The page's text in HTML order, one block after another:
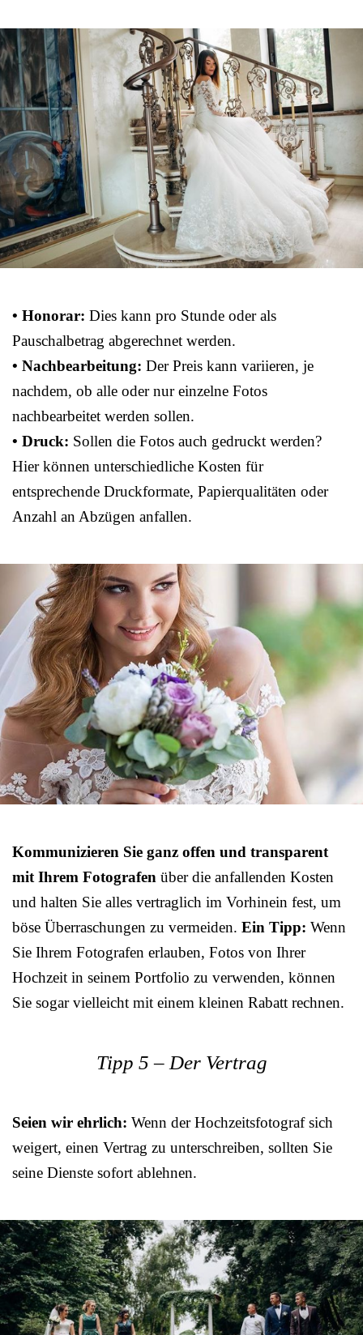
• Honorar: Dies kann pro Stunde oder als
Pauschalbetrag abgerechnet werden.
• Nachbearbeitung: Der Preis kann variieren, je
nachdem, ob alle oder nur einzelne Fotos
nachbearbeitet werden sollen.
• Druck: Sollen die Fotos auch gedruckt werden?
Hier können unterschiedliche Kosten für
entsprechende Druckformate, Papierqualitäten oder
Anzahl an Abzügen anfallen.
Kommunizieren Sie ganz offen und transparent
mit Ihrem Fotografen über die anfallenden Kosten
und halten Sie alles vertraglich im Vorhinein fest, um
böse Überraschungen zu vermeiden. Ein Tipp: Wenn
Sie Ihrem Fotografen erlauben, Fotos von Ihrer
Hochzeit in seinem Portfolio zu verwenden, können
Sie sogar vielleicht mit einem kleinen Rabatt rechnen.
Tipp 5 – Der Vertrag
Seien wir ehrlich: Wenn der Hochzeitsfotograf sich
weigert, einen Vertrag zu unterschreiben, sollten Sie
seine Dienste sofort ablehnen.